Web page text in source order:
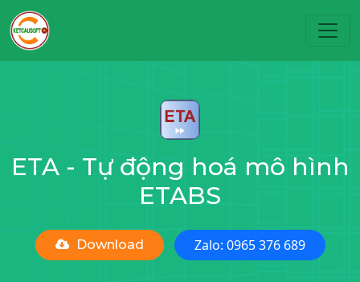
ETA - Tự động hoá mô hình
ETABS
Download Zalo: 0965 376 689